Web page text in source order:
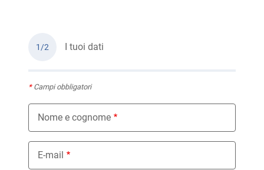
1/2 I tuoi dati
*Campi obbligatori
Nome e cognome
E-mail